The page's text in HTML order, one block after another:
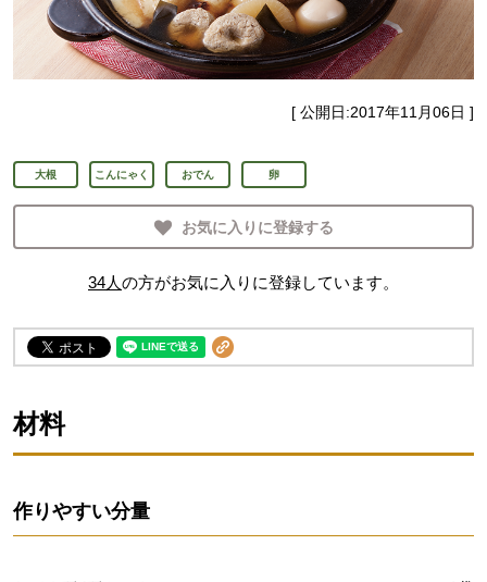
[ 公開日:2017年11月06日 ]
大根 こんにゃく おでん 卵
お気に入りに登録する
34人の方がお気に入りに登録しています。
材料
作りやすい分量